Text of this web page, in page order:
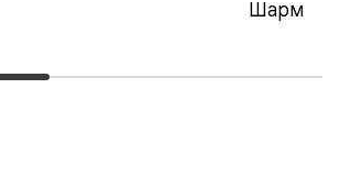
Шарм